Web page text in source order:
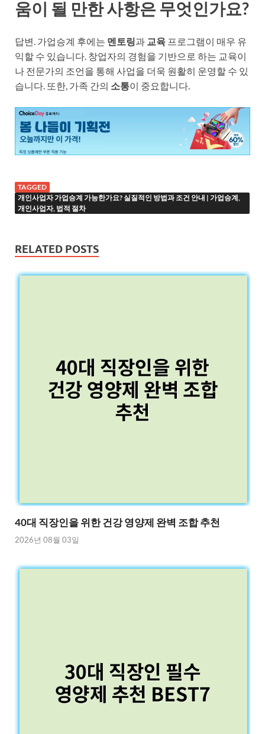
움이 될 만한 사항은 무엇인가요?
답변. 가업승계 후에는 멘토링과 교육 프로그램이 매우 유
익할 수 있습니다. 창업자의 경험을 기반으로 하는 교육이
나 전문가의 조언을 통해 사업을 더욱 원활히 운영할 수 있
습니다. 또한, 가족 간의 소통이 중요합니다.
TAGGED
개인사업자 가업승계 가능한가요? 실질적인 방법과 조건 안내 | 가업승계,
개인사업자, 법적 절차
RELATED POSTS
40대 직장인을 위한 건강 영양제 완벽 조합 추천
2026년 08월 03일